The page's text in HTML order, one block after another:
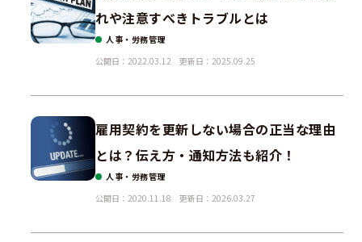
れや注意すべきトラブルとは
人事・労務管理
公開日：2022.03.12
更新日：2025.09.25
雇用契約を更新しない場合の正当な理由
とは？伝え方・通知方法も紹介！
人事・労務管理
公開日：2020.11.18
更新日：2026.03.27